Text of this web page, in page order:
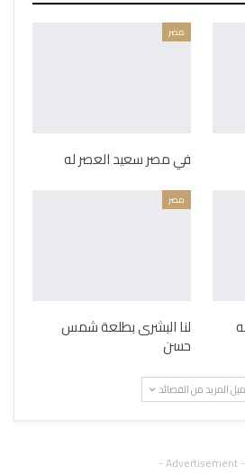
مصر
في مصر سعيد العصر له
مصر
لنا البشرى بطلعة شمس
حسن
المزيد من القصائد
- Advertisement -